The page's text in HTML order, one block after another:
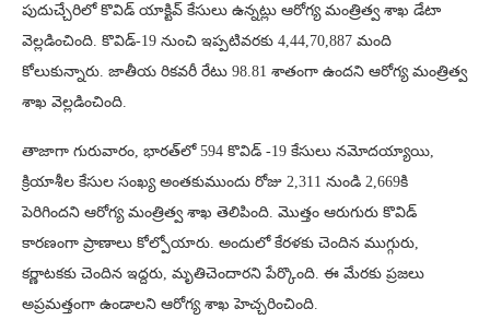
పుదుచ్చేరిలో కొవిడ్ యాక్టివ్ కేసులు ఉన్నట్లు ఆరోగ్య మంత్రిత్వ శాఖ డేటా
వెల్లడించింది. కొవిడ్-19 నుంచి ఇప్పటివరకు 4,44,70,887 మంది
కోలుకున్నారు. జాతీయ రికవరీ రేటు 98.81 శాతంగా ఉందని ఆరోగ్య మంత్రిత్వ
శాఖ వెల్లడించింది.
తాజాగా గురువారం, భారత్‌లో 594 కొవిడ్ -19 కేసులు నమోదయ్యాయి,
క్రియాశీల కేసుల సంఖ్య అంతకుముందు రోజు 2,311 నుండి 2,669కి
పెరిగిందని ఆరోగ్య మంత్రిత్వ శాఖ తెలిపింది. మొత్తం ఆరుగురు కొవిడ్
కారణంగా ప్రాణాలు కోల్పోయారు. అందులో కేరళకు చెందిన ముగ్గురు,
కర్ణాటకకు చెందిన ఇద్దరు, మృతిచెందారని పేర్కొంది. ఈ మేరకు ప్రజలు
అప్రమత్తంగా ఉండాలని ఆరోగ్య శాఖ హెచ్చరించింది.